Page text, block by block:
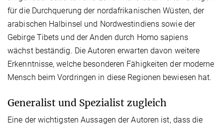
für die Durchquerung der nordafrikanischen Wüsten, der
arabischen Halbinsel und Nordwestindiens sowie der
Gebirge Tibets und der Anden durch Homo sapiens
wächst beständig. Die Autoren erwarten davon weitere
Erkenntnisse, welche besonderen Fähigkeiten der moderne
Mensch beim Vordringen in diese Regionen bewiesen hat.
Generalist und Spezialist zugleich
Eine der wichtigsten Aussagen der Autoren ist, dass die